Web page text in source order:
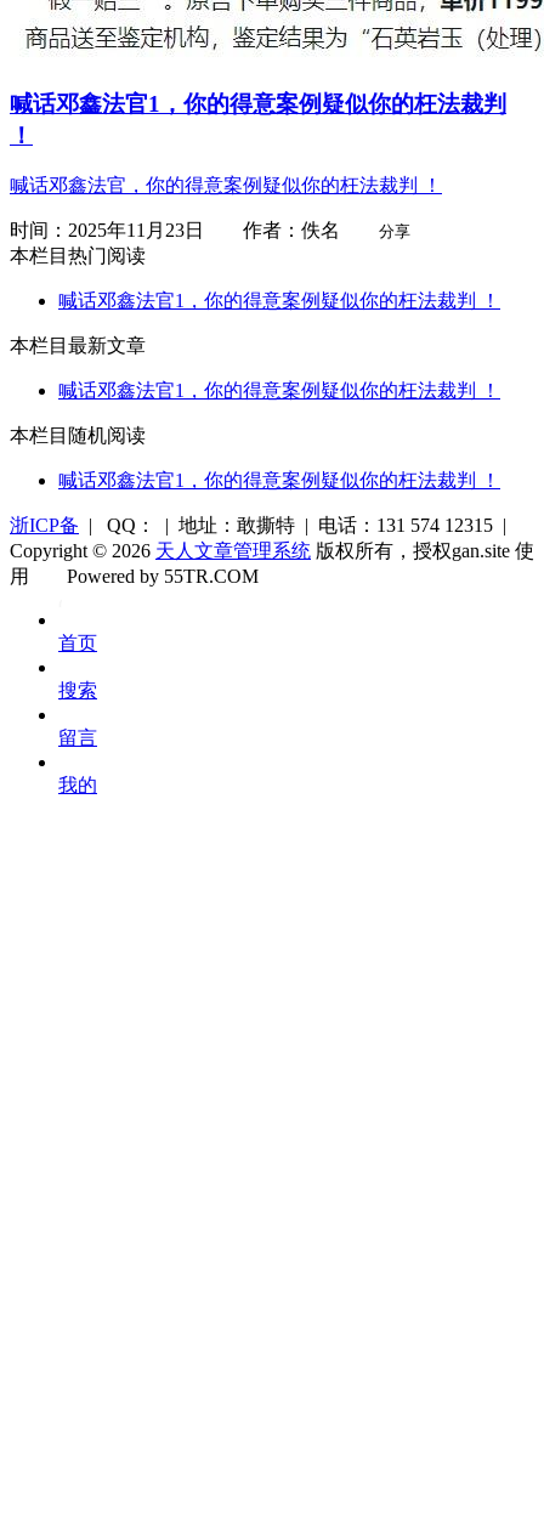
喊话邓鑫法官1，你的得意案例疑似你的枉法裁判
！
喊话邓鑫法官，你的得意案例疑似你的枉法裁判 ！
时间：2025年11月23日 作者：佚名 分享
本栏目热门阅读
喊话邓鑫法官1，你的得意案例疑似你的枉法裁判 ！
本栏目最新文章
喊话邓鑫法官1，你的得意案例疑似你的枉法裁判 ！
本栏目随机阅读
喊话邓鑫法官1，你的得意案例疑似你的枉法裁判 ！
浙ICP备 | QQ： | 地址：敢撕特 | 电话：131 574 12315 |
Copyright © 2026 天人文章管理系统 版权所有，授权gan.site 使
用
文
库
Powered by 55TR.COM
首页
搜索
留言
我的